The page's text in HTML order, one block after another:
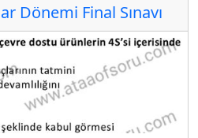
Dönemi Final Sınavı